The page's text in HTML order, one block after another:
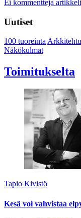
Ei kommentteja
Uutiset
100 tuoreinta
Näkökulmat
Toimitukselta
Tapio Kivistö
Kesä voi vahvistaa